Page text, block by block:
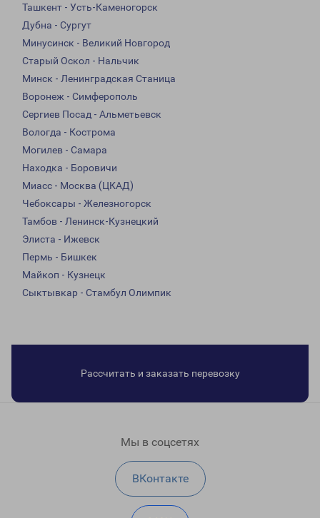
Ташкент - Усть-Каменогорск
Дубна - Сургут
Минусинск - Великий Новгород
Старый Оскол - Нальчик
Минск - Ленинградская Станица
Воронеж - Симферополь
Сергиев Посад - Альметьевск
Вологда - Кострома
Могилев - Самара
Находка - Боровичи
Миасс - Москва (ЦКАД)
Чебоксары - Железногорск
Тамбов - Ленинск-Кузнецкий
Элиста - Ижевск
Пермь - Бишкек
Майкоп - Кузнецк
Сыктывкар - Стамбул Олимпик
Рассчитать и заказать перевозку
Мы в соцсетях
ВКонтакте